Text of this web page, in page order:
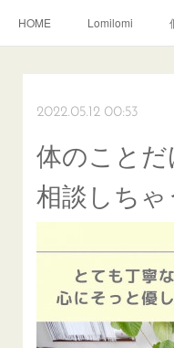
HOME Lomilomi
School無料説明会
2022.05.12 00:53
体のこと
相談しちゃ